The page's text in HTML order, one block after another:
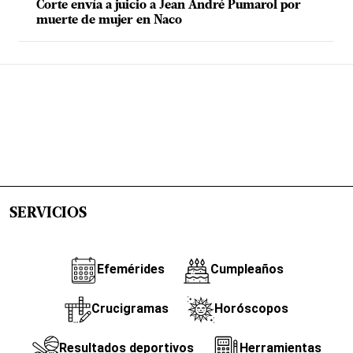
Corte envía a juicio a Jean André Pumarol por
muerte de mujer en Naco
SERVICIOS
Efemérides Cumpleaños
Crucigramas Horóscopos
Resultados deportivos Herramientas